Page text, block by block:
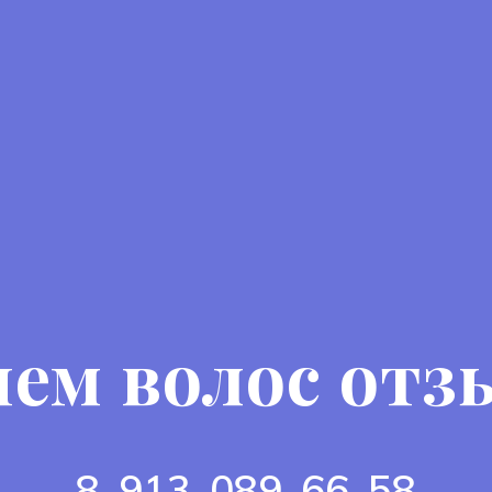
волос